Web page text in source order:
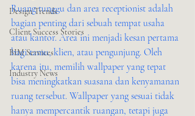
Design Trends
Client Success Stories
BIM Services
Industry News
Ruang tunggu dan area receptionist adalah
bagian penting dari sebuah tempat usaha
atau kantor. Area ini menjadi kesan pertama
bagi tamu, klien, atau pengunjung. Oleh
karena itu, memilih wallpaper yang tepat
bisa meningkatkan suasana dan kenyamanan
ruang tersebut. Wallpaper yang sesuai tidak
hanya mempercantik ruangan, tetapi juga